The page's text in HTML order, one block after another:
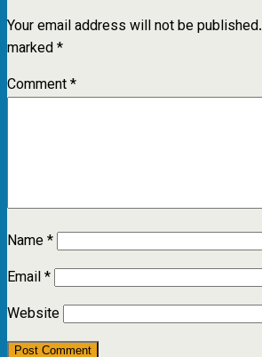
Your email address will not be published.
marked*
Comment*
Name*
Email*
Website